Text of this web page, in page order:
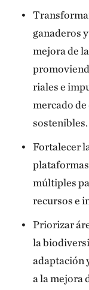
ganaderos
mejora de
riales e
mercado
sostenibles.
Fortalecer
múltiples
recursos e
Priorizar
la
adaptación
a la mejora